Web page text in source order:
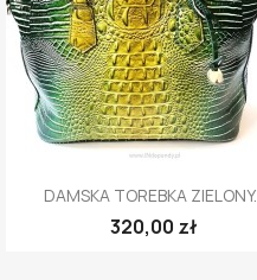
Szybki podgląd
DAMSKA TOREBKA ZIELONY...
320,00 zł